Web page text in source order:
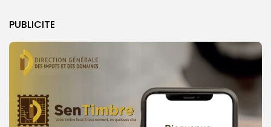
PUBLICITE